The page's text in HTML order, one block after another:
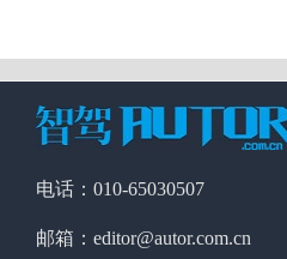
电话：010-65030507
邮箱：editor@autor.com.cn